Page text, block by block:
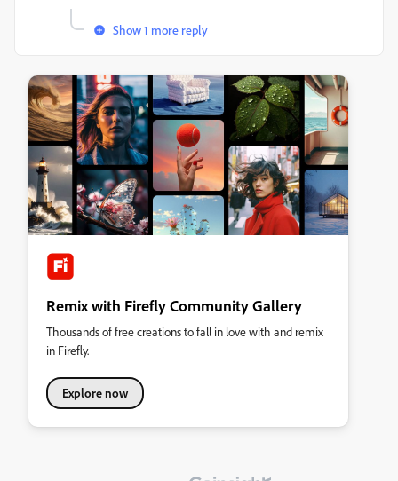
Show 1 more reply
Remix with Firefly Community Gallery
Thousands of free creations to fall in love with and remix
in Firefly.
Explore now